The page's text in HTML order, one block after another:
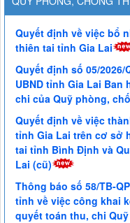
Quyết định về việc bổ
thiên tai tỉnh Gia Lai
Quyết định số 05/2026/
UBND tỉnh Gia Lai
chi của Quỹ phòng,
Quyết định về việc
tỉnh Gia Lai trên cơ sở
tai tỉnh Bình Định và
Lai (cũ)
Thông báo số 58/TB-
tỉnh về việc công khai
quyết toán thu, chi